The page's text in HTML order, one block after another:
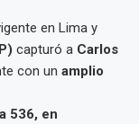
en Lima y
capturó a Carlos
con un amplio
536, en